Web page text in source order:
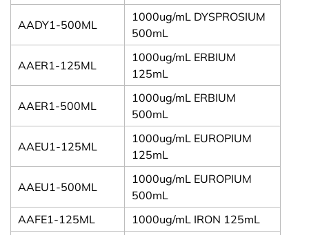
AADY1-500ML
1000ug/mL DYSPROSIUM
500mL
AAER1-125ML
1000ug/mL ERBIUM
125mL
AAER1-500ML
1000ug/mL ERBIUM
500mL
AAEU1-125ML
1000ug/mL EUROPIUM
125mL
AAEU1-500ML
1000ug/mL EUROPIUM
500mL
AAFE1-125ML
1000ug/mL IRON 125mL